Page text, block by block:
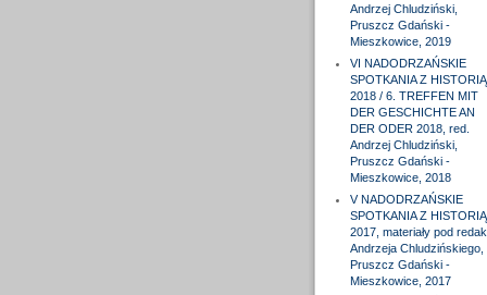
Andrzej Chludziński,
Pruszcz Gdański -
Mieszkowice, 2019
VI NADODRZAŃSKIE
SPOTKANIA Z HISTORIĄ
2018 / 6. TREFFEN MIT
DER GESCHICHTE AN
DER ODER 2018, red.
Andrzej Chludziński,
Pruszcz Gdański -
Mieszkowice, 2018
V NADODRZAŃSKIE
SPOTKANIA Z HISTORIĄ
2017, materiały pod
Andrzeja Chludzińskiego,
Pruszcz Gdański -
Mieszkowice, 2017